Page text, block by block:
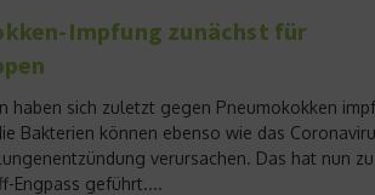
Impfung zunächst für
haben sich zuletzt gegen Pneumokokken
Bakterien können ebenso wie das
verursachen. Das hat nun zu
Engpass geführt....